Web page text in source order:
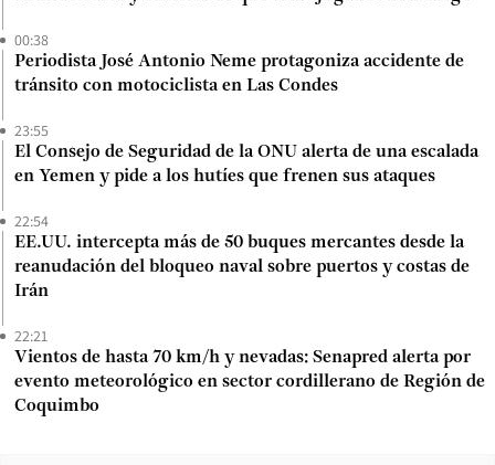
00:38
Periodista José Antonio Neme protagoniza accidente de
tránsito con motociclista en Las Condes
23:55
El Consejo de Seguridad de la ONU alerta de una escalada
en Yemen y pide a los hutíes que frenen sus ataques
22:54
EE.UU. intercepta más de 50 buques mercantes desde la
reanudación del bloqueo naval sobre puertos y costas de
Irán
22:21
Vientos de hasta 70 km/h y nevadas: Senapred alerta por
evento meteorológico en sector cordillerano de Región de
Coquimbo